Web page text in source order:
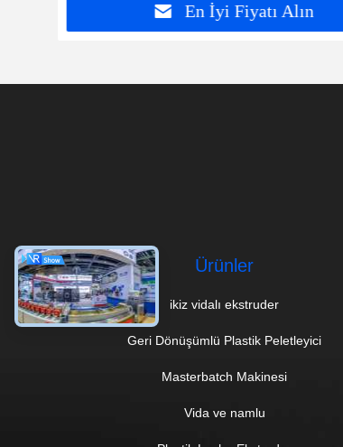
En İyi Fiyatı Alın
Ürünler
ikiz vidalı ekstruder
Geri Dönüşümlü Plastik Peletleyici
Masterbatch Makinesi
Vida ve namlu